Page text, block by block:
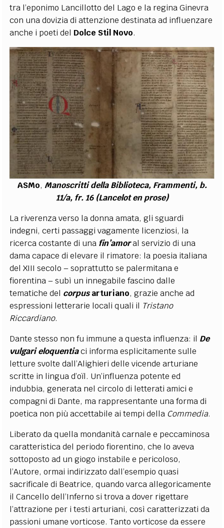
tra l’eponimo Lancillotto del Lago e la regina Ginevra
con una dovizia di attenzione destinata ad influenzare
anche i poeti del Dolce Stil Novo.
ASMo, Manoscritti della Biblioteca, Frammenti, b.
11/a, fr. 16 (Lancelot en prose)
La riverenza verso la donna amata, gli sguardi
indegni, certi passaggi vagamente licenziosi, la
ricerca costante di una fin’amoral servizio di una
dama capace di elevare il rimatore: la poesia italiana
del XIII secolo – soprattutto se palermitana e
fiorentina – subì un innegabile fascino dalle
tematiche del corpusarturiano, grazie anche ad
espressioni letterarie locali quali il Tristano
Riccardiano.
Dante stesso non fu immune a questa influenza: il De
vulgari eloquentiaci informa esplicitamente sulle
letture svolte dall’Alighieri delle vicende arturiane
scritte in lingua d’oïl. Un’influenza potente ed
indubbia, generata nel circolo di letterati amici e
compagni di Dante, ma rappresentante una forma di
poetica non più accettabile ai tempi della Commedia.
Liberato da quella mondanità carnale e peccaminosa
caratteristica del periodo fiorentino, che lo aveva
sottoposto ad un giogo instabile e pericoloso,
l’Autore, ormai indirizzato dall’esempio quasi
sacrificale di Beatrice, quando varca allegoricamente
il Cancello dell’Inferno si trova a dover rigettare
l’attrazione per i testi arturiani, così caratterizzati da
passioni umane vorticose. Tanto vorticose da essere